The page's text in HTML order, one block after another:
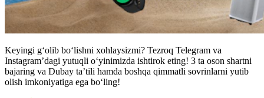
Keyingi g‘olib bo‘lishni xohlaysizmi? Tezroq Telegram va
Instagram’dagi yutuqli o‘yinimizda ishtirok eting! 3 ta oson shartni
bajaring va Dubay ta’tili hamda boshqa qimmatli sovrinlarni yutib
olish imkoniyatiga ega bo‘ling!